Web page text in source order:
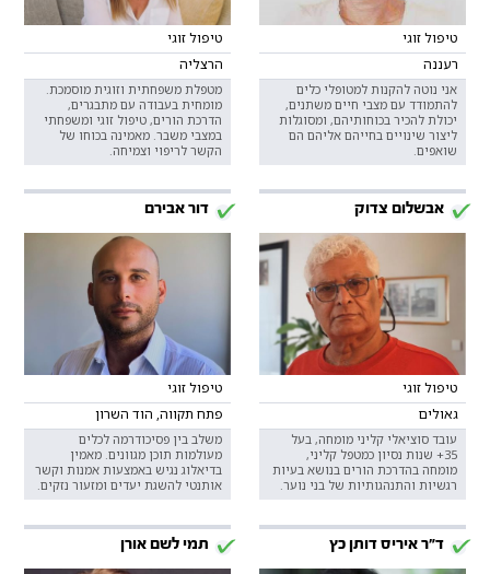
טיפול זוגי
רעננה
אני נוטה להקנות למטופלי כלים
להתמודד עם מצבי חיים משתנים,
יכולת להכיר בכוחותיהם, ומסוגלות
ליצור שינויים בחייהם אליהם הם
שואפים.
טיפול זוגי
הרצליה
מטפלת משפחתית וזוגית מוסמכת.
מומחית בעבודה עם מתבגרים,
הדרכת הורים, טיפול זוגי ומשפחתי
במצבי משבר. מאמינה בכוחו של
הקשר לריפוי וצמיחה.
אבשלום צדוק
טיפול זוגי
גאולים
עובד סוציאלי קליני מומחה, בעל
35+ שנות נסיון כמטפל קליני,
מומחה בהדרכת הורים בנושא בעיות
רגשיות והתנהגותיות של בני נוער.
דור אבירם
טיפול זוגי
פתח תקווה, הוד השרון
משלב בין פסיכודרמה לכלים
מעולמות תוכן מגוונים. מאמין
בדיאלוג נגיש באמצעות אמנות וקשר
אותנטי להשגת יעדים ומזעור נזקים.
ד"ר איריס דותן כץ תמי לשם אורן